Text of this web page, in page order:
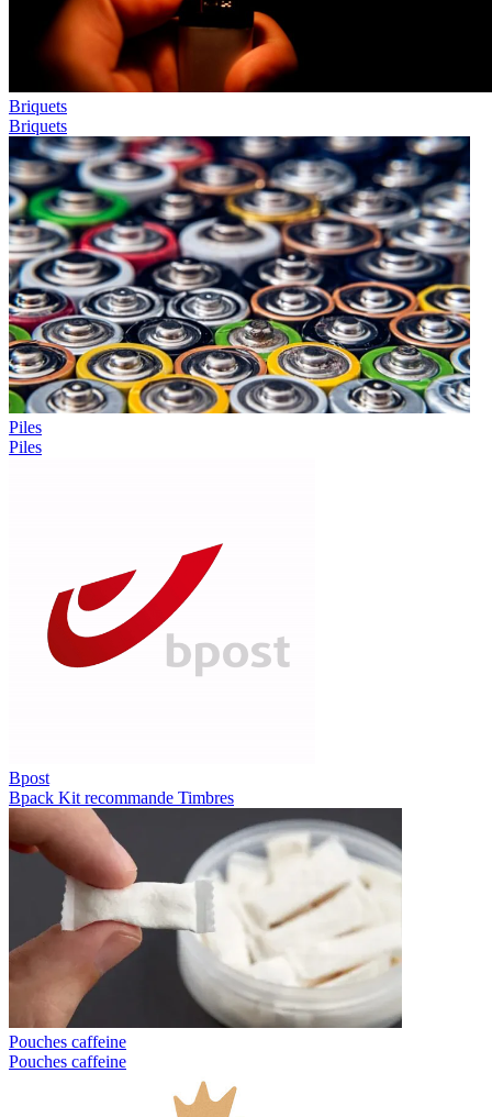
Briquets
Briquets
Piles
Piles
Bpost
Bpack Kit recommande Timbres
Pouches caffeine
Pouches caffeine